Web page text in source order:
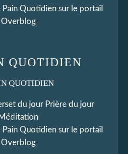
QUOTIDIEN
du jour Prière du jour
Méditation
Pain Quotidiensur le portail
Overblog
Pain Quotidiensur le portail
Overblog